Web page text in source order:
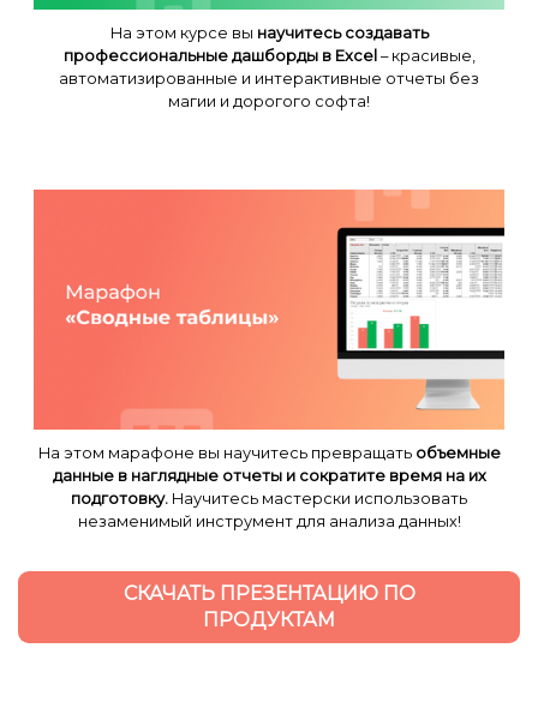
На этом курсе вы научитесь создавать
профессиональные дашборды в Excel – красивые,
автоматизированные и интерактивные отчеты без
магии и дорогого софта!
На этом марафоне вы научитесь превращать объемные
данные в наглядные отчеты и сократите время на их
подготовку. Научитесь мастерски использовать
незаменимый инструмент для анализа данных!
СКАЧАТЬ ПРЕЗЕНТАЦИЮ ПО
ПРОДУКТАМ